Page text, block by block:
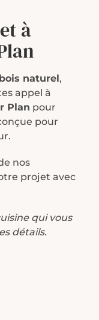
à
naturel,
appel à
Plan pour
pour
nos
projet avec
qui vous
détails.